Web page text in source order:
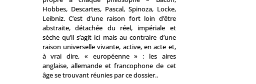
Hobbes, Descartes, Pascal, Spinoza, Locke,
Leibniz. C’est d’une raison fort loin d’être
abstraite, détachée du réel, impériale et
sèche qu’il s’agit ici mais au contraire d’une
raison universelle vivante, active, en acte et,
à vrai dire, « européenne » : les aires
anglaise, allemande et francophone de cet
âge se trouvant réunies par ce dossier..